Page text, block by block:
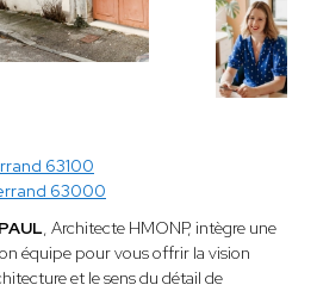
63100
63000
, Architecte HMONP, intègre une
équipe pour vous offrir la vision
et le sens du détail de